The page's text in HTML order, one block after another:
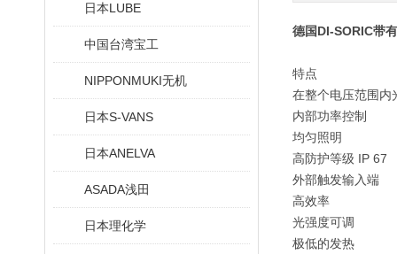
日本LUBE
中国台湾宝工
NIPPONMUKI无机
日本S-VANS
日本ANELVA
ASADA浅田
日本理化学
德国DI-SORIC带
特点
在整个电压范围内
内部功率控制
均匀照明
高防护等级 IP 67
外部触发输入端
高效率
光强度可调
极低的发热